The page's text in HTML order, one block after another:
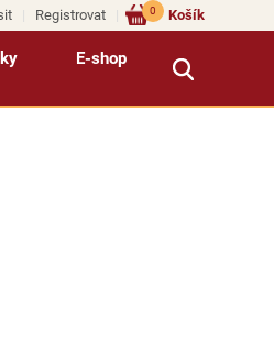
Registrovat Košík
0
E-shop